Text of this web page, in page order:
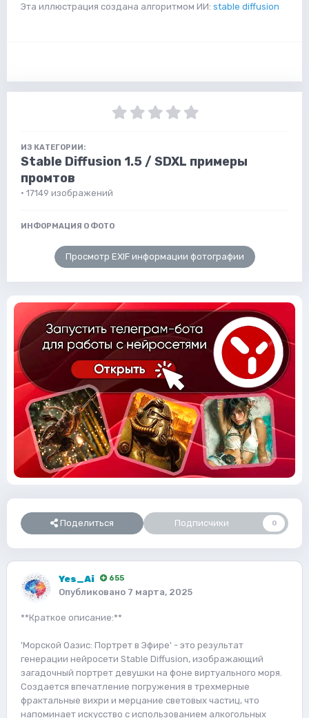
Эта иллюстрация создана алгоритмом ИИ: stable diffusion
ИЗ КАТЕГОРИИ:
Stable Diffusion 1.5 / SDXL примеры
промтов
· 17149 изображений
ИНФОРМАЦИЯ О ФОТО
Просмотр EXIF информации фотографии
Поделиться Подписчики 0
Yes_Ai 655
Опубликовано 7 марта, 2025
**Краткое описание:**
'Морской Оазис: Портрет в Эфире' - это результат
генерации нейросети Stable Diffusion, изображающий
загадочный портрет девушки на фоне виртуального моря.
Создается впечатление погружения в трехмерные
фрактальные вихри и мерцание световых частиц, что
напоминает искусство с использованием алкогольных